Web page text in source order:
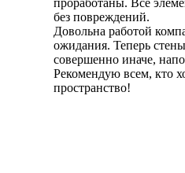
без повреждений.
Довольна работой
ожидания. Теперь
совершенно иначе,
Рекомендую всем, кто
пространство!